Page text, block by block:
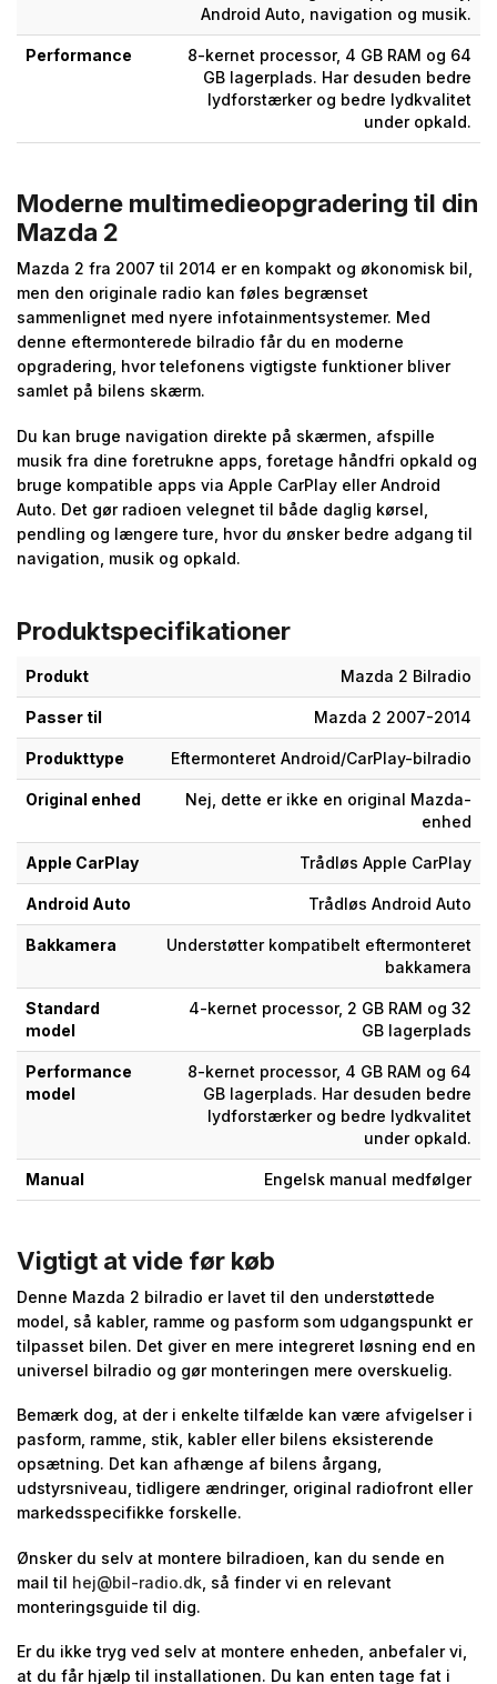
Android Auto, navigation og musik.
Performance
8-kernet processor, 4 GB RAM og 64
GB lagerplads. Har desuden bedre
lydforstærker og bedre lydkvalitet
under opkald.
Moderne multimedieopgradering til din
Mazda 2
Mazda 2 fra 2007 til 2014 er en kompakt og økonomisk bil,
men den originale radio kan føles begrænset
sammenlignet med nyere infotainmentsystemer. Med
denne eftermonterede bilradio får du en moderne
opgradering, hvor telefonens vigtigste funktioner bliver
samlet på bilens skærm.
Du kan bruge navigation direkte på skærmen, afspille
musik fra dine foretrukne apps, foretage håndfri opkald og
bruge kompatible apps via Apple CarPlay eller Android
Auto. Det gør radioen velegnet til både daglig kørsel,
pendling og længere ture, hvor du ønsker bedre adgang til
navigation, musik og opkald.
Produktspecifikationer
Produkt Mazda 2 Bilradio
Passer til Mazda 2 2007-2014
Produkttype Eftermonteret Android/CarPlay-bilradio
Original enhed
Nej, dette er ikke en original Mazda-
enhed
Apple CarPlay Trådløs Apple CarPlay
Android Auto Trådløs Android Auto
Bakkamera
Understøtter kompatibelt eftermonteret
bakkamera
Standard
model
4-kernet processor, 2 GB RAM og 32
GB lagerplads
Performance
model
8-kernet processor, 4 GB RAM og 64
GB lagerplads. Har desuden bedre
lydforstærker og bedre lydkvalitet
under opkald.
Manual Engelsk manual medfølger
Vigtigt at vide før køb
Denne Mazda 2 bilradio er lavet til den understøttede
model, så kabler, ramme og pasform som udgangspunkt er
tilpasset bilen. Det giver en mere integreret løsning end en
universel bilradio og gør monteringen mere overskuelig.
Bemærk dog, at der i enkelte tilfælde kan være afvigelser i
pasform, ramme, stik, kabler eller bilens eksisterende
opsætning. Det kan afhænge af bilens årgang,
udstyrsniveau, tidligere ændringer, original radiofront eller
markedsspecifikke forskelle.
Ønsker du selv at montere bilradioen, kan du sende en
mail til hej@bil-radio.dk , så finder vi en relevant
monteringsguide til dig.
Er du ikke tryg ved selv at montere enheden, anbefaler vi,
at du får hjælp til installationen. Du kan enten tage fat i